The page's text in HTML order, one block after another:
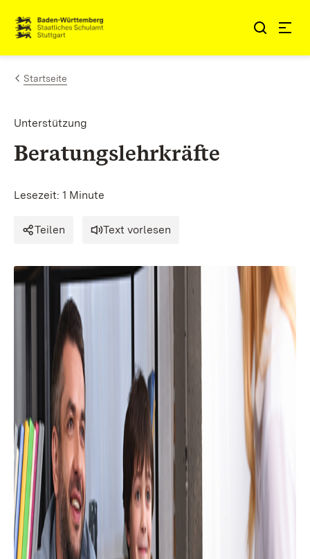
Zum Inhalt springen
Link zur Startseite
Startseite
Unterstützung
Beratungslehrkräfte
Lesezeit: 1 Minute
Teilen Text vorlesen